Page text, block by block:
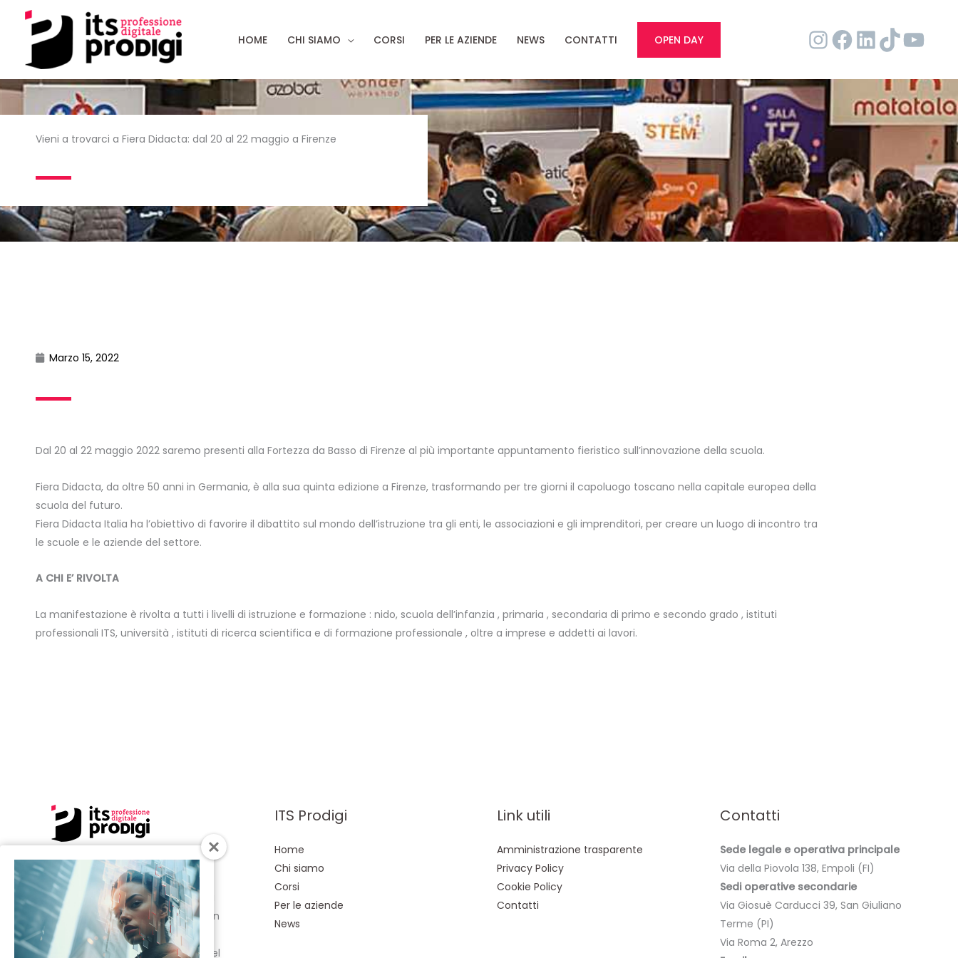
contenuto
HOME CHI SIAMO CORSI PER LE AZIENDE NEWS CONTATTI OPEN DAY
Vieni a trovarci a Fiera Didacta: dal 20 al 22 maggio a Firenze
Marzo 15, 2022
Dal 20 al 22 maggio 2022 saremo presenti alla Fortezza da Basso di Firenze al più importante appuntamento fieristico sull’innovazione della scuola.
Fiera Didacta, da oltre 50 anni in Germania, è alla sua quinta edizione a Firenze, trasformando per tre giorni il capoluogo toscano nella capitale europea della
scuola del futuro.
Fiera Didacta Italia ha l’obiettivo di favorire il dibattito sul mondo dell’istruzione tra gli enti, le associazioni e gli imprenditori, per creare un luogo di incontro tra
le scuole e le aziende del settore.
A CHI E’ RIVOLTA
La manifestazione è rivolta a tutti i livelli di istruzione e formazione : nido, scuola dell’infanzia , primaria , secondaria di primo e secondo grado , istituti
professionali ITS, università , istituti di ricerca scientifica e di formazione professionale , oltre a imprese e addetti ai lavori.
Siamo l’unica scuola di alta
formazione in Toscana dedicata
all’Information & Communication
Technology. Formiamo e
accompagniamo sul mercato del
ITS Prodigi
Home
Chi siamo
Corsi
Per le aziende
News
Link utili
Amministrazione trasparente
Privacy Policy
Cookie Policy
Contatti
Contatti
Sede legale e operativa principale
Via della Piovola 138, Empoli (FI)
Sedi operative secondarie
Via Giosuè Carducci 39, San Giuliano
Terme (PI)
Via Roma 2, Arezzo